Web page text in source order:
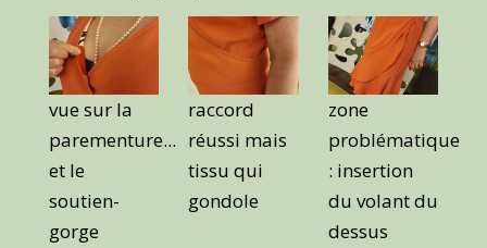
vue sur la
parementure...
et le
soutien-
gorge
raccord
réussi mais
tissu qui
gondole
zone
problématique
: insertion
du volant du
dessus